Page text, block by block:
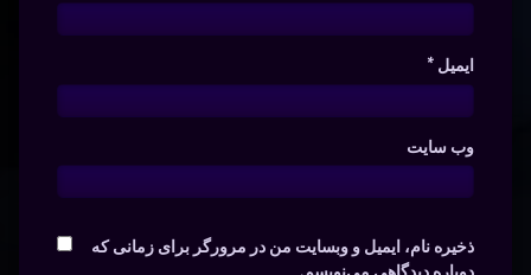
ایمیل *
وب‌ سایت
ذخیره نام، ایمیل و وبسایت من در مرورگر برای زمانی که